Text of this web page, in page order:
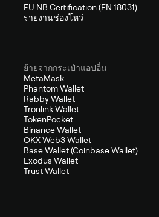
EU NB Certification (EN 18031)
รายงานช่องโหว่
ย้ายจากกระเป๋าแอปอื่น
MetaMask
Phantom Wallet
Rabby Wallet
Tronlink Wallet
TokenPocket
Binance Wallet
OKX Web3 Wallet
Base Wallet (Coinbase Wallet)
Exodus Wallet
Trust Wallet